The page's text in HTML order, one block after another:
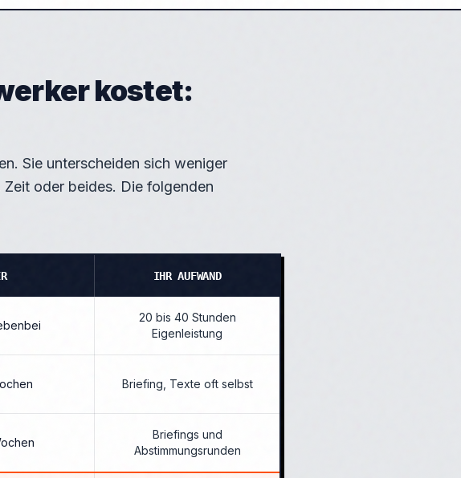
kostet:
Sie unterscheiden sich weniger
oder beides. Die folgenden
IHR AUFWAND
20 bis 40 Stunden
Eigenleistung
Briefing, Texte oft selbst
Briefings und
Abstimmungsrunden